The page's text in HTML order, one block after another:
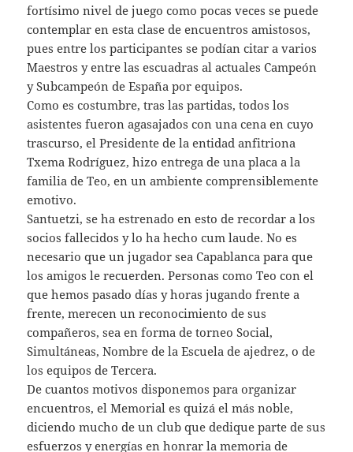
fortísimo nivel de juego como pocas veces se puede
contemplar en esta clase de encuentros amistosos,
pues entre los participantes se podían citar a varios
Maestros y entre las escuadras al actuales Campeón
y Subcampeón de España por equipos.
Como es costumbre, tras las partidas, todos los
asistentes fueron agasajados con una cena en cuyo
trascurso, el Presidente de la entidad anfitriona
Txema Rodríguez, hizo entrega de una placa a la
familia de Teo, en un ambiente comprensiblemente
emotivo.
Santuetzi, se ha estrenado en esto de recordar a los
socios fallecidos y lo ha hecho cum laude. No es
necesario que un jugador sea Capablanca para que
los amigos le recuerden. Personas como Teo con el
que hemos pasado días y horas jugando frente a
frente, merecen un reconocimiento de sus
compañeros, sea en forma de torneo Social,
Simultáneas, Nombre de la Escuela de ajedrez, o de
los equipos de Tercera.
De cuantos motivos disponemos para organizar
encuentros, el Memorial es quizá el más noble,
diciendo mucho de un club que dedique parte de sus
esfuerzos y energías en honrar la memoria de